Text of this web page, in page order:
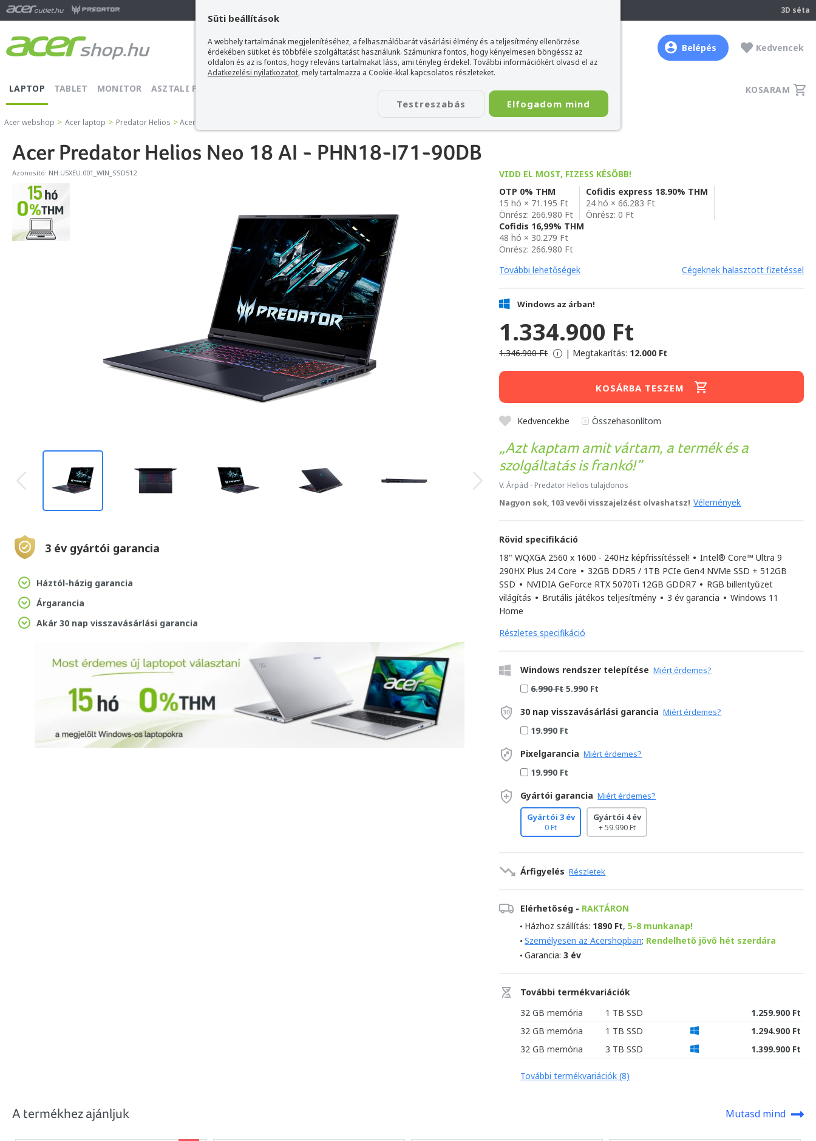
Süti beállítások
A webhely tartalmának megjelenítéséhez, a felhasználóbarát vásárlási élmény és a teljesítmény ellenőrzése
érdekében sütiket és többféle szolgáltatást használunk. Számunkra fontos, hogy kényelmesen böngéssz az
oldalon és az is fontos, hogy releváns tartalmakat láss, ami tényleg érdekel. További információkért olvasd el az
Adatkezelési nyilatkozatot, mely tartalmazza a Cookie-kkal kapcsolatos részleteket.
Testreszabás Elfogadom mind
3D séta
Belépés Kedvencek
LAPTOP TABLET MONITOR ASZTALI PC KIEGÉSZÍTŐ KAPCSOLAT KOSARAM
Acer webshop > Acer laptop > Predator Helios >Acer Predator Helios Neo 18 AI - PHN18-I71-90DB
Acer Predator Helios Neo 18 AI - PHN18-I71-90DB
Azonosító: NH.U5XEU.001_WIN_SSD512
3 év gyártói garancia
Háztól-házig garancia
Árgarancia
Akár 30 nap visszavásárlási garancia
VIDD EL MOST, FIZESS KÉSŐBB!
OTP 0% THM
15 hó × 71.195 Ft
Önrész: 266.980 Ft
Cofidis express 18.90% THM
24 hó × 66.283 Ft
Önrész: 0 Ft
Cofidis 16,99% THM
48 hó × 30.279 Ft
Önrész: 266.980 Ft
További lehetőségek
Cégeknek halasztott fizetéssel
Windows az árban!
1.334.900 Ft
1.346.900 Ft i | Megtakarítás: 12.000 Ft
KOSÁRBA TESZEM
Kedvencekbe Összehasonlítom
Azt kaptam amit vártam, a termék és a
szolgáltatás is frankó!
V. Árpád - Predator Helios tulajdonos
Nagyon sok, 103 vevői visszajelzést olvashatsz! Vélemények
Rövid specifikáció
18" WQXGA 2560 x 1600 - 240Hz képfrissítéssel! • Intel® Core™ Ultra 9
290HX Plus 24 Core • 32GB DDR5 / 1TB PCIe Gen4 NVMe SSD + 512GB
SSD • NVIDIA GeForce RTX 5070Ti 12GB GDDR7 • RGB billentyűzet
világítás • Brutális játékos teljesítmény • 3 év garancia • Windows 11
Home
Részletes specifikáció
Windows rendszer telepítése Miért érdemes?
6.990 Ft5.990 Ft
30 nap visszavásárlási garancia Miért érdemes?
19.990 Ft
Pixelgarancia Miért érdemes?
19.990 Ft
Gyártói garancia Miért érdemes?
Gyártói 3 év
0 Ft
Gyártói 4 év
+ 59.990 Ft
Árfigyelés Részletek
Elérhetőség - RAKTÁRON
Házhoz szállítás: 1890 Ft,5-8 munkanap!
Személyesen az Acershopban: Rendelhető jövő hét szerdára
Garancia:3 év
További termékvariációk
32 GB memória
1 TB SSD
1.259.900 Ft
32 GB memória
1 TB SSD
1.294.900 Ft
32 GB memória
3 TB SSD 1.399.900 Ft
További termékvariációk (8)
A termékhez ajánljuk Mutasd mind